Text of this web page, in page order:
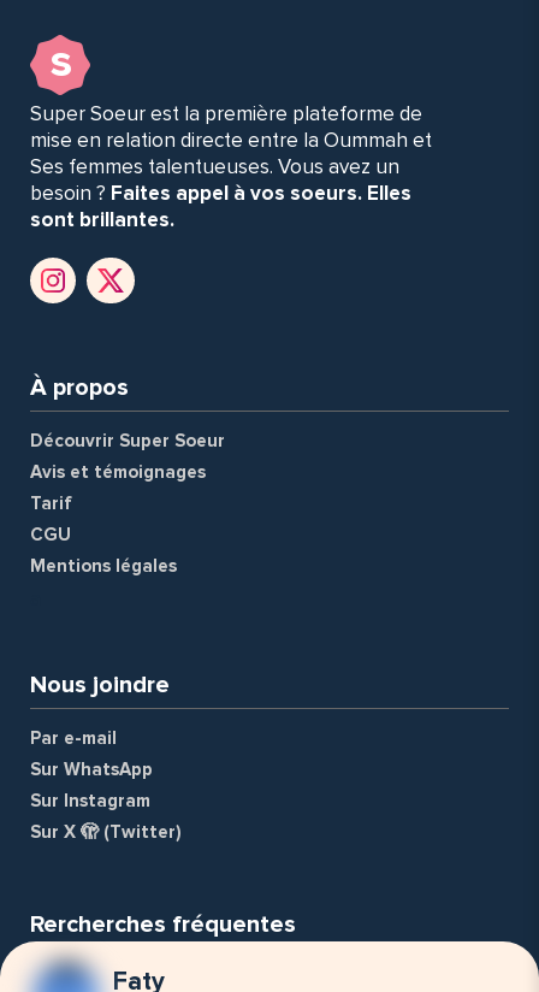
Faty
s
Super Soeur est la première plateforme de
mise en relation directe entre la Oummah et
Ses femmes talentueuses. Vous avez un
besoin ? Faites appel à vos soeurs. Elles
sont brillantes.
À propos
Découvrir Super Soeur
Avis et témoignages
Tarif
CGU
Mentions légales
Nous joindre
Par e-mail
Sur WhatsApp
Sur Instagram
Sur X 🫣 (Twitter)
Rercherches fréquentes
Nounou